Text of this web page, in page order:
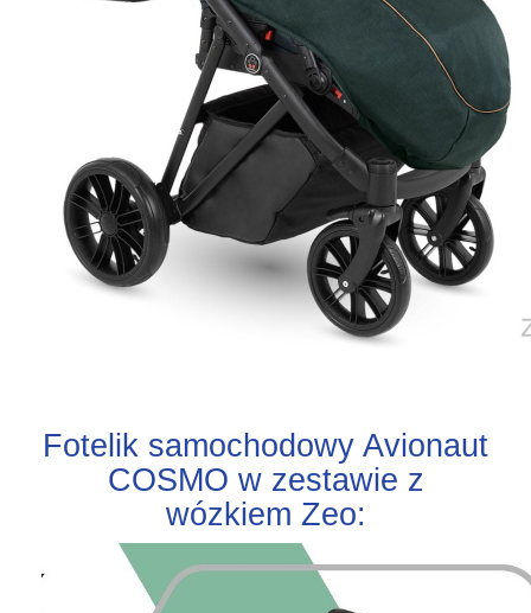
Fotelik samochodowy Avionaut
COSMO w zestawie z
wózkiem Zeo: